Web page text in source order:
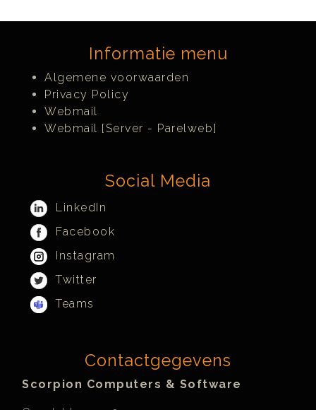
Informatie menu
Algemene voorwaarden
Privacy Policy
Webmail
Webmail [Server - Parelweb]
Social Media
LinkedIn
Facebook
Instagram
Twitter
Teams
Contactgegevens
Scorpion Computers & Software